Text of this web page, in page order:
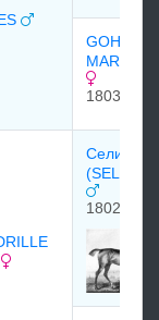
MARE
1803
Селим
(SELIM)
1802